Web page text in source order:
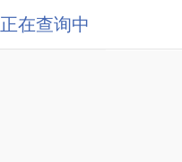
正在查询中